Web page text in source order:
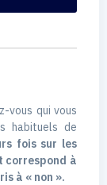
vous qui vous
habituels de
fois sur les
correspond à
à « non ».